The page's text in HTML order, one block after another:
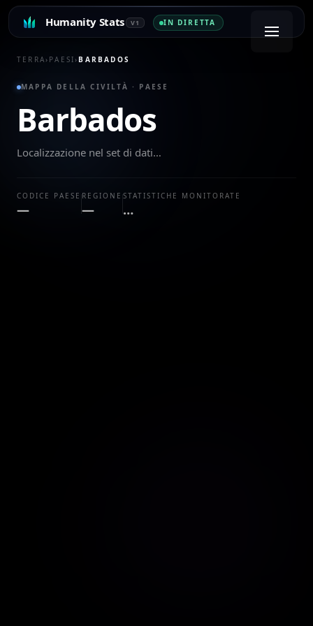
Humanity Stats V1 IN DIRETTA
TERRA› PAESI› BARBADOS
MAPPA DELLA CIVILTÀ · PAESE
Barbados
Localizzazione nel set di dati…
CODICE PAESE
—
REGIONE
—
STATISTICHE MONITORATE
…